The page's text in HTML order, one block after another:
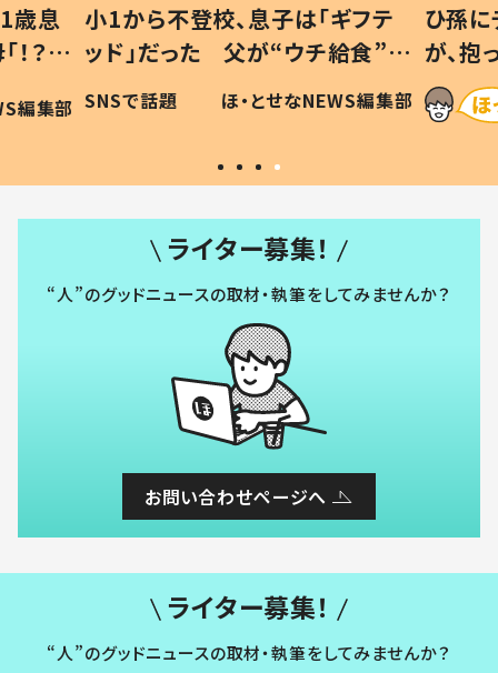
歳息
？」
編集部
小1から不登校、息子は「ギフテ
ッド」だった 父が“ウチ給食”を
作り続ける理由とは #令和の親
#令和の子
SNSで話題 ほ・とせなNEWS編集部
ひ孫
が、
「涙が
い」
ライター募集！
“人”のグッドニュースの取材・執筆をしてみませんか？
お問い合わせページへ
ライター募集！
“人”のグッドニュースの取材・執筆をしてみませんか？